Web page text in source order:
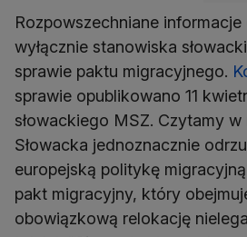
Rozpowszechniane
wyłącznie stanowiska
sprawie paktu migracyjnego.
sprawie opublikowano 11
słowackiego MSZ. Czytamy w
Słowacka jednoznacznie
europejską politykę
pakt migracyjny, który
obowiązkową relokację